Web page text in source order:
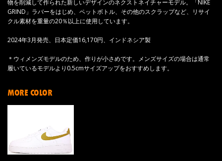
物を削減して作られた新しいデザインのネクストネイチャーモデル。「NIKE
GRIND」ラバーをはじめ、ペットボトル、その他のスクラップなど、リサイ
クル素材を重量の20％以上に使用しています。
2024年3月発売、日本定価16,170円、インドネシア製
＊ウィメンズモデルのため、作りが小さめです。メンズサイズの場合は通常
履いているモデルより0.5cmサイズアップをおすすめします。
MORE COLOR